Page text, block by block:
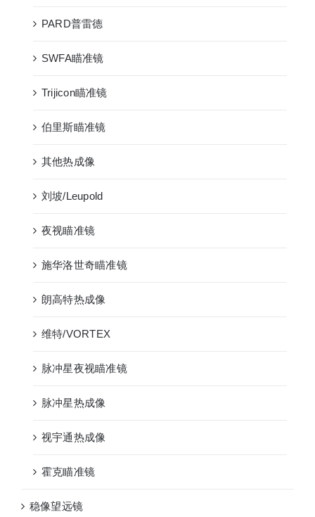
PARD普雷德
SWFA瞄准镜
Trijicon瞄准镜
伯里斯瞄准镜
其他热成像
刘坡/Leupold
夜视瞄准镜
施华洛世奇瞄准镜
朗高特热成像
维特/VORTEX
脉冲星夜视瞄准镜
脉冲星热成像
视宇通热成像
霍克瞄准镜
稳像望远镜